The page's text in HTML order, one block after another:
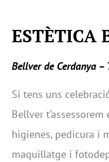
ESTÈTICA
Bellver de Cerdanya
Si tens uns
Bellver
higienes, pedicura i
maquillatge i